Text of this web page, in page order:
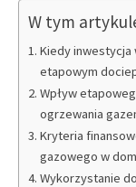
W tym
Kiedy inwestycja
etapowym
Wpływ
ogrzewania
Kryteria
gazowego w
Wykorzystanie